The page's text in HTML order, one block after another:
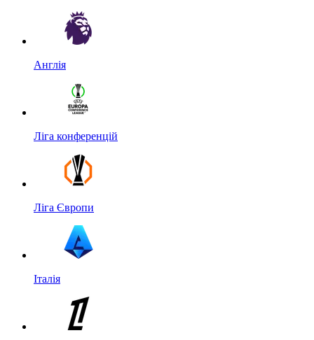
Англія
Ліга конференцій
Ліга Європи
Італія